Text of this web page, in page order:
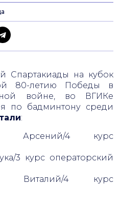
Спартакиады на кубок
80-летию Победы в
войне, во ВГИКе
по бадминтону среди
:
Арсений/4 курс
3 курс операторский
Виталий/4 курс